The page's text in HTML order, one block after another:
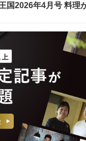
国2026年4月号 料理